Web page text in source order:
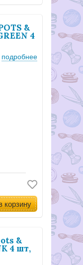
&
4
подробнее
корзину
&
4 шт,